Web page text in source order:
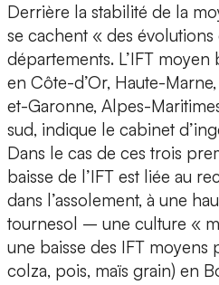
Derrière la stabilité de la
se cachent « des
départements. L’IFT
en Côte-d’Or, Haute-
et-Garonne, Alpes-
sud, indique le cabinet
Dans le cas de ces trois
baisse de l’IFT est liée au
dans l’assolement, à une
tournesol – une culture «
une baisse des IFT moyens
colza, pois, maïs grain) en